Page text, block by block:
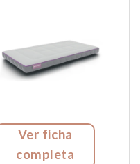
Ver ficha
completa